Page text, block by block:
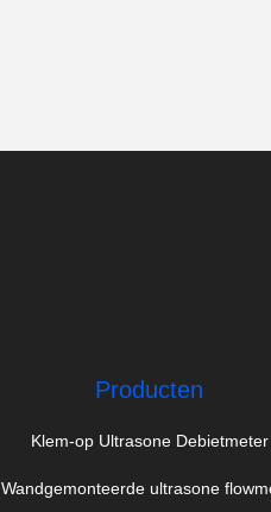
Producten
Klem-op Ultrasone Debietmeter
Wandgemonteerde ultrasone